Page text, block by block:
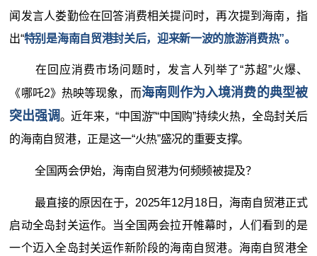
闻发言人娄勤俭在回答消费相关提问时，再次提到海南，指
出“特别是海南自贸港封关后，迎来新一波的旅游消费热”。
在回应消费市场问题时，发言人列举了“苏超”火爆、
《哪吒2》热映等现象，而海南则作为入境消费的典型被
突出强调。近年来，“中国游”“中国购”持续火热，全岛封关后
的海南自贸港，正是这一“火热”盛况的重要支撑。
全国两会伊始，海南自贸港为何频频被提及？
最直接的原因在于，2025年12月18日，海南自贸港正式
启动全岛封关运作。当全国两会拉开帷幕时，人们看到的是
一个迈入全岛封关运作新阶段的海南自贸港。海南自贸港全